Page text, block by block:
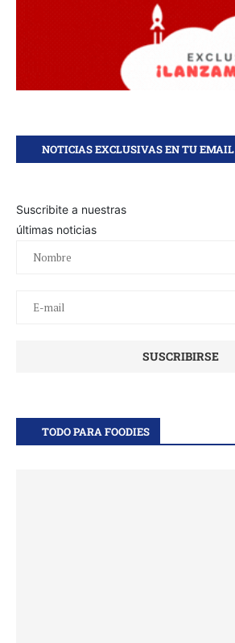
NOTICIAS EXCLUSIVAS EN TU EMAIL
Suscribite a nuestras
últimas noticias
TODO PARA FOODIES